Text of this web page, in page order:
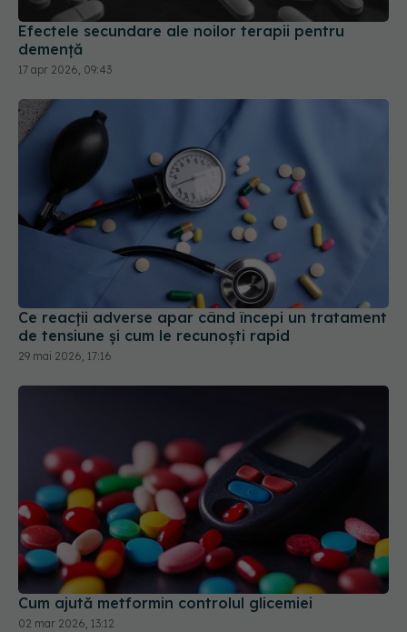
Efectele secundare ale noilor terapii pentru
demență
17 apr 2026, 09:43
Ce reacții adverse apar când începi un tratament
de tensiune și cum le recunoști rapid
29 mai 2026, 17:16
Cum ajută metformin controlul glicemiei
02 mar 2026, 13:12